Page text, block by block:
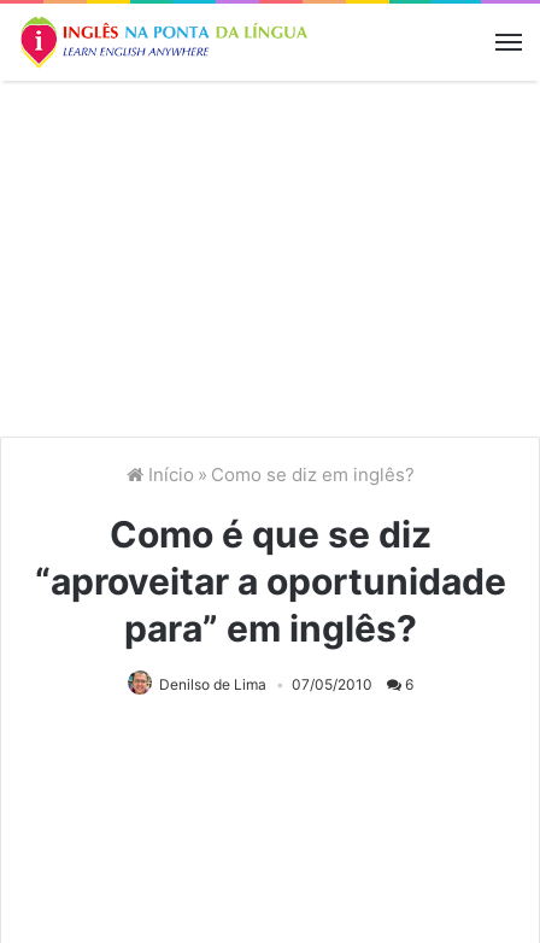
Início » Como se diz em inglês?
Como é que se diz
“aproveitar a oportunidade
para” em inglês?
Denilso de Lima 07/05/2010 6